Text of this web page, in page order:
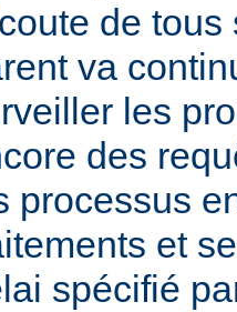
de
va
les
des
processus
et
spécifié